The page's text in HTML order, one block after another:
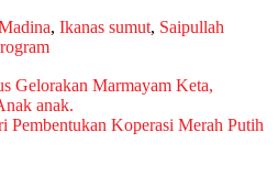
, Ikanas sumut, Saipullah
Gelorakan Marmayam Keta,
anak.
Pembentukan Koperasi Merah Putih